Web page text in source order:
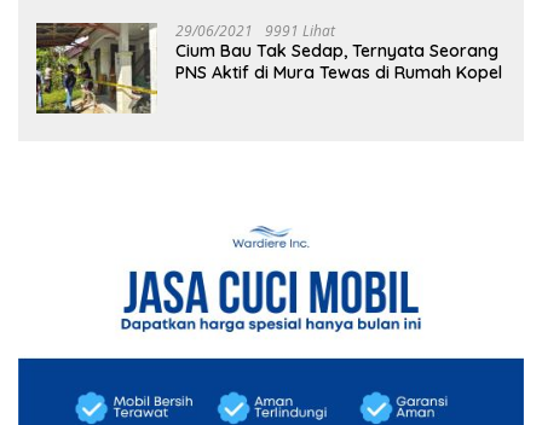
29/06/2021 9991 Lihat
Cium Bau Tak Sedap, Ternyata Seorang
PNS Aktif di Mura Tewas di Rumah Kopel